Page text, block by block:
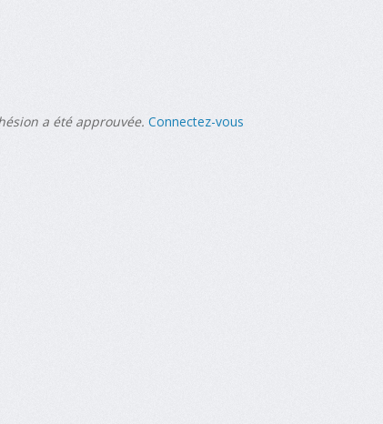
a été approuvée. Connectez-vous